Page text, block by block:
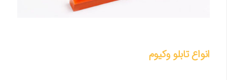
انواع تابلو وکیوم